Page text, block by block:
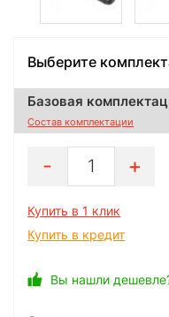
Выберите
Базовая
Состав комплектации
1
Купить в 1 клик
Купить в кредит
Вы нашли